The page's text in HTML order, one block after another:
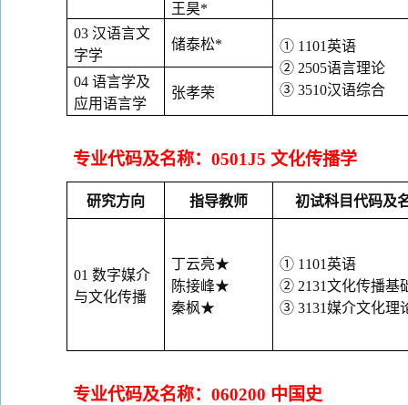
王昊*
03 汉语言文
字学
储泰松* ① 1101 英语
② 2505语言理论
③ 3510汉语综合
04 语言学及
应用语言学
张孝荣
专业代码及名称： 0501J5 文化传播学
研究方向 指导教师 初试科目代码及
01 数字媒介
与文化传播
丁云亮★
陈接峰★
秦枫★
① 1101 英语
② 2131文化传播基
③ 3131媒介文化理
专业代码及名称： 060200 中国史